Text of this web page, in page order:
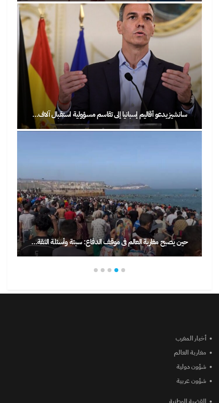
سانشيز يدعو أقاليم إسبانيا إلى تقاسم مسؤولية استقبال آلاف…
حين يصبح مغاربة العالم في موقف الدفاع: سبتة وأسئلة الثقة…
أخبار المغرب
مغاربة العالم
شؤون دولية
شؤون عربية
القضية الوطنية